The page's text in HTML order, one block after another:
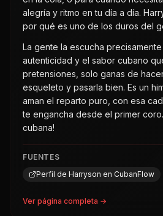
alegría y ritmo en tu día a día.
por qué es uno de los duros del
La gente la escucha
autenticidad y el sabor cubano
pretensiones, solo ganas de
esqueleto y pasarla bien. Es un
aman el reparto puro, con esa
te engancha desde el primer coro.
cubana!
FUENTES
Perfil de Harryson en CubanFlow
Ver página completa →